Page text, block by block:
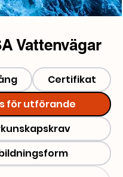
Vattenvägar
Certifikat
för utförande